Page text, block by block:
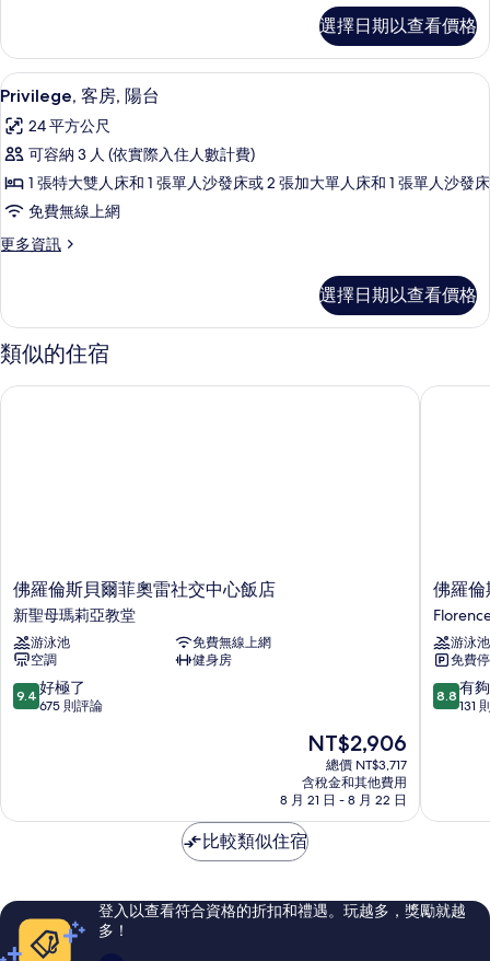
有
相
片
客
房
的
情
選擇日期以查看價格
顯
示
Privilege,
客
房,
陽
台
所
有
相
片
高級寢具、迷你吧、客房內保險箱、書
17
Privilege, 客房, 陽台
24 平方公尺
可容納 3 人 (依實際入住人數計費)
1 張特大雙人床和 1 張單人沙發床或 2 張加大單人床和 1 張單人沙發床
免費無線上網
更多資訊
更
房,
陽
台
詳
選擇日期以查看價格
類似的住宿
佛
羅
倫
斯
貝
爾
菲
心
聖
母
佛羅倫斯貝爾菲奧雷社交中心飯店
新聖母瑪莉亞教堂
游泳池
免費無線上網
空調
健身房
9.4
分，
極
評
論
9.4 好極了
675 則評論
現
價
格
為
NT$2,906
NT$2,906
總價 NT$3,717
含稅金和其他費用
8 月 21 日 - 8 月 22 日
佛羅倫斯貝爾菲奧雷社交中心飯店
佛
羅
倫
斯
麗
笙
藍
佛羅倫
游泳池
免費
8.8
分，
夠
評
論
8.8 有
131
佛羅倫
比較類似住宿
登入以查看符合資格的折扣和禮遇。玩越多，獎勵就越
多！